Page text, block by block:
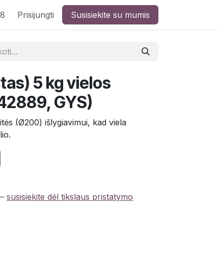
Prisijungti Susisiekite su mumis
5 kg vielos
GYS)
(Ø200) išlygiavimui, kad viela
susisiekite dėl tikslaus pristatymo